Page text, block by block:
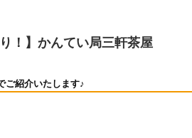
！】かんてい局三軒茶屋
ご紹介いたします♪